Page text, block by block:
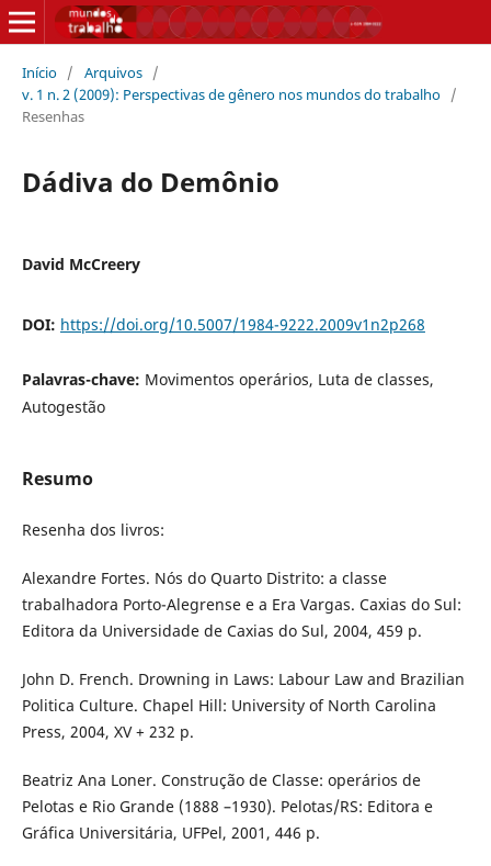
Início / Arquivos /
v. 1 n. 2 (2009): Perspectivas de gênero nos mundos do trabalho /
Resenhas
Dádiva do Demônio
David McCreery
DOI: https://doi.org/10.5007/1984-9222.2009v1n2p268
Palavras-chave: Movimentos operários, Luta de classes,
Autogestão
Resumo
Resenha dos livros:
Alexandre Fortes. Nós do Quarto Distrito: a classe
trabalhadora Porto-Alegrense e a Era Vargas. Caxias do Sul:
Editora da Universidade de Caxias do Sul, 2004, 459 p.
John D. French. Drowning in Laws: Labour Law and Brazilian
Politica Culture. Chapel Hill: University of North Carolina
Press, 2004, XV + 232 p.
Beatriz Ana Loner. Construção de Classe: operários de
Pelotas e Rio Grande (1888 –1930). Pelotas/RS: Editora e
Gráfica Universitária, UFPel, 2001, 446 p.